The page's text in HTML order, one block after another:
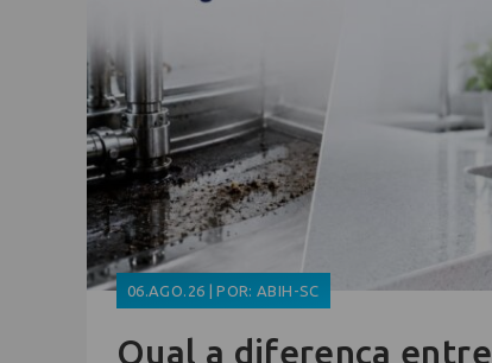
06.AGO.26 | POR: ABIH-SC
Qual a diferença entre